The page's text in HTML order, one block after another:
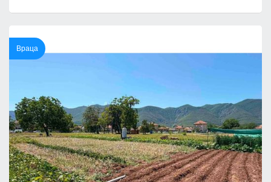
Враца